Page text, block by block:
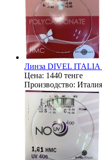
Линза DIVEL ITALIA
Цена: 1440 тенге
Производство: Италия